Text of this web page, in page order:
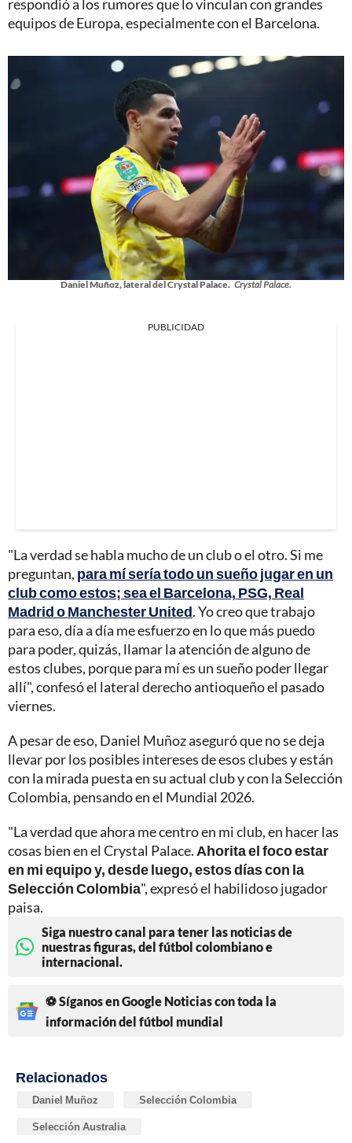
respondió a los rumores que lo vinculan con grandes
equipos de Europa, especialmente con el Barcelona.
Daniel Muñoz, lateral del Crystal Palace. Crystal Palace.
PUBLICIDAD
"La verdad se habla mucho de un club o el otro. Si me
preguntan, para mí sería todo un sueño jugar en un
club como estos; sea el Barcelona, PSG, Real
Madrid o Manchester United. Yo creo que trabajo
para eso, día a día me esfuerzo en lo que más puedo
para poder, quizás, llamar la atención de alguno de
estos clubes, porque para mí es un sueño poder llegar
allí", confesó el lateral derecho antioqueño el pasado
viernes.
A pesar de eso, Daniel Muñoz aseguró que no se deja
llevar por los posibles intereses de esos clubes y están
con la mirada puesta en su actual club y con la Selección
Colombia, pensando en el Mundial 2026.
"La verdad que ahora me centro en mi club, en hacer las
cosas bien en el Crystal Palace. Ahorita el foco estar
en mi equipo y, desde luego, estos días con la
Selección Colombia", expresó el habilidoso jugador
paisa.
Siga nuestro canal para tener las noticias de
nuestras figuras, del fútbol colombiano e
internacional.
⚽ Síganos en Google Noticias con toda la
información del fútbol mundial
Relacionados
Daniel Muñoz Selección Colombia
Selección Australia